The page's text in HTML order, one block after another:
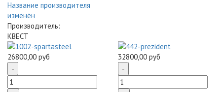
Название производителя
изменён
Производитель:
КВЕСТ
26800,00 руб 32800,00 руб